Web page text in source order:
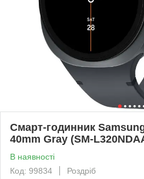
Смарт-годинник
40mm Gray (SM-
В наявності
Код: 99834
Роздріб